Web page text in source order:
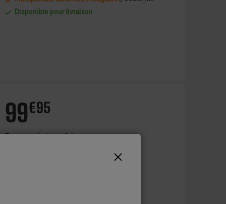
Disponible pour livraison
99€95
Payer enplusieurs fois